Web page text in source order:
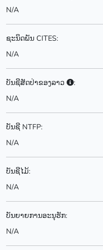
N/A
ຊະນິດພັນ CITES:
N/A
ບັນຊີສັດປ່າຂອງລາວ
:
N/A
ບັນຊີ NTFP:
N/A
ບັນຊີໄມ້:
N/A
ບັນຍາຍການອະນຸຮັກ:
N/A